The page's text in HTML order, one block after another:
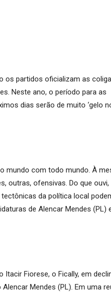
os partidos oficializam as
Neste ano, o período para as
dias serão de muito ‘gelo
mundo com todo mundo. À
outras, ofensivas. Do que ouvi,
da política local
de Alencar Mendes (PL)
Fiorese, o Fically, em
Mendes (PL). Em uma